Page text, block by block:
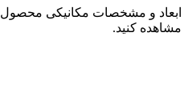
ابعاد و مشخصات مکانیکی محصول
مشاهده کنید.